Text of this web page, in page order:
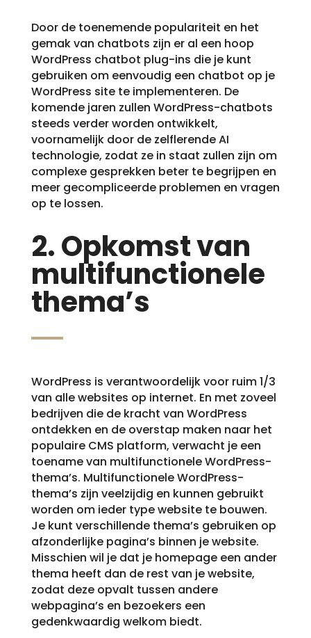
Door de toenemende populariteit en het
gemak van chatbots zijn er al een hoop
WordPress chatbot plug-ins die je kunt
gebruiken om eenvoudig een chatbot op je
WordPress site te implementeren. De
komende jaren zullen WordPress-chatbots
steeds verder worden ontwikkelt,
voornamelijk door de zelflerende AI
technologie, zodat ze in staat zullen zijn om
complexe gesprekken beter te begrijpen en
meer gecompliceerde problemen en vragen
op te lossen.
2. Opkomst van
multifunctionele
thema’s
WordPress is verantwoordelijk voor ruim 1/3
van alle websites op internet. En met zoveel
bedrijven die de kracht van WordPress
ontdekken en de overstap maken naar het
populaire CMS platform, verwacht je een
toename van multifunctionele WordPress-
thema’s. Multifunctionele WordPress-
thema’s zijn veelzijdig en kunnen gebruikt
worden om ieder type website te bouwen.
Je kunt verschillende thema’s gebruiken op
afzonderlijke pagina’s binnen je website.
Misschien wil je dat je homepage een ander
thema heeft dan de rest van je website,
zodat deze opvalt tussen andere
webpagina’s en bezoekers een
gedenkwaardig welkom biedt.